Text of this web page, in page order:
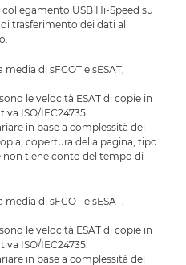
USB Hi-Speed su
trasferimento dei dati al
di sFCOT e sESAT,
le velocità ESAT di copie in
ISO/IEC24735.
in base a complessità del
copertura della pagina, tipo
non tiene conto del tempo di
di sFCOT e sESAT,
le velocità ESAT di copie in
ISO/IEC24735.
in base a complessità del